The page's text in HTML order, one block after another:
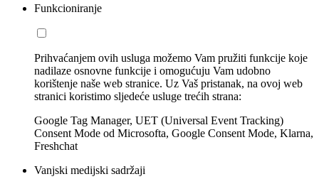
Funkcioniranje
Prihvaćanjem ovih usluga možemo Vam pružiti funkcije koje
nadilaze osnovne funkcije i omogućuju Vam udobno
korištenje naše web stranice. Uz Vaš pristanak, na ovoj web
stranici koristimo sljedeće usluge trećih strana:
Google Tag Manager, UET (Universal Event Tracking)
Consent Mode od Microsofta, Google Consent Mode, Klarna,
Freshchat
Vanjski medijski sadržaji